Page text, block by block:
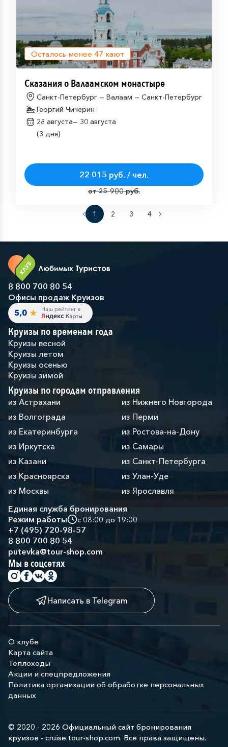
Осталось менее 47 кают
Сказания о Валаамском монастыре
Санкт-Петербург — Валаам — Санкт-Петербург
Георгий Чичерин
28 августа— 30 августа
(3 дня)
22 015 руб. / чел.
от 25 900 руб.
1 2 3 4
8 800 700 80 54
Офисы продаж Круизов
Круизы по временам года
Круизы весной
Круизы летом
Круизы осенью
Круизы зимой
Круизы по городам отправления
из Астрахани
из Волгограда
из Екатеринбурга
из Иркутска
из Казани
из Красноярска
из Москвы
из Нижнего Новгорода
из Перми
из Ростова-на-Дону
из Самары
из Санкт-Петербурга
из Улан-Уде
из Ярославля
Единая служба бронирования
Режим работы
с 08:00 до 19:00
+7 (495) 720-98-57
8 800 700 80 54
putevka@tour-shop.com
Мы в соцсетях
Написать в Telegram
О клубе
Карта сайта
Теплоходы
Акции и спецпредложения
Политика организации об обработке персональных
данных
© 2020 - 2026 Официальный сайт бронирования
круизов - cruise.tour-shop.com. Все права защищены.